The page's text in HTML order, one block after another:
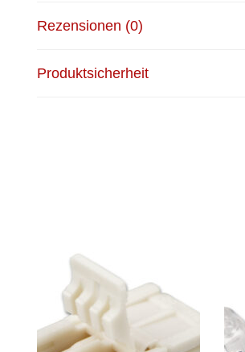
Rezensionen (0)
Produktsicherheit